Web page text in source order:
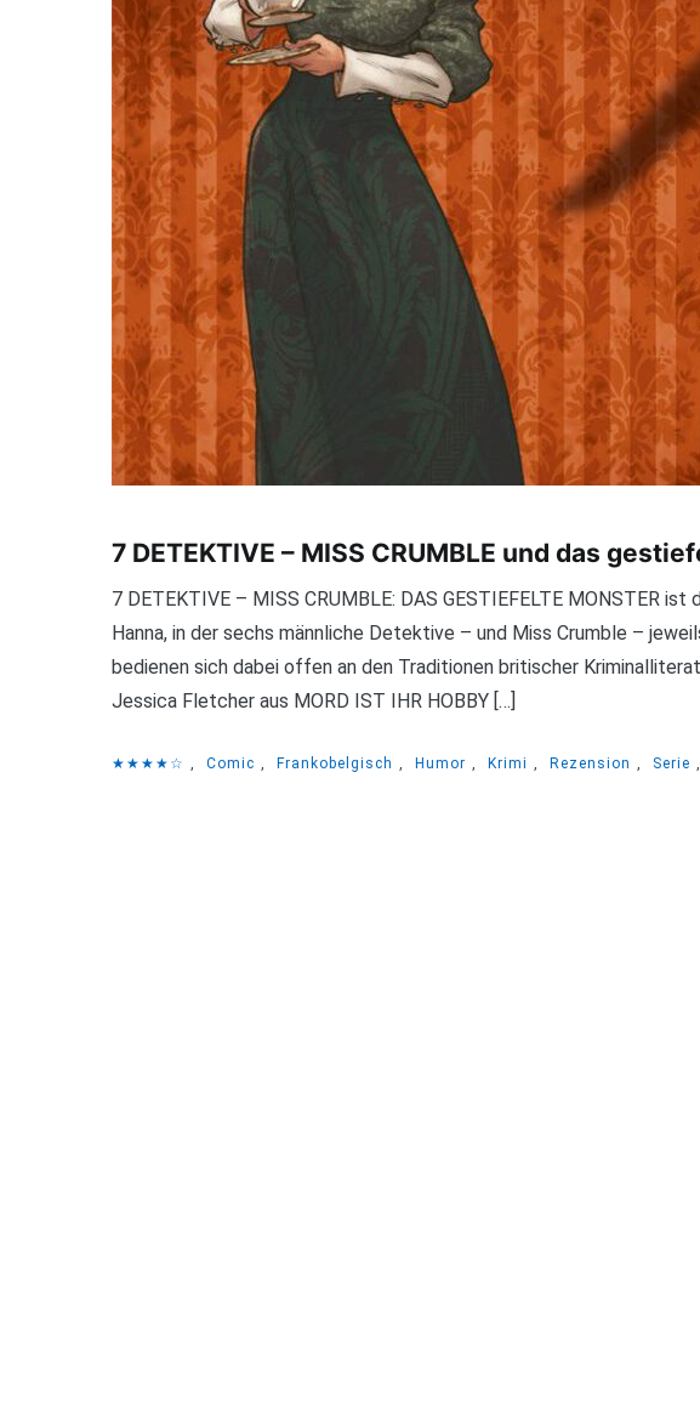
7 DETEKTIVE – MISS CRUMBLE und das
7 DETEKTIVE – MISS CRUMBLE: DAS GESTIEFELTE MONSTER
Hanna, in der sechs männliche Detektive – und Miss Crumble –
bedienen sich dabei offen an den Traditionen britischer
Jessica Fletcher aus MORD IST IHR HOBBY […]
★★★★☆ , Comic , Frankobelgisch , Humor , Krimi , Rezension , Serie ,